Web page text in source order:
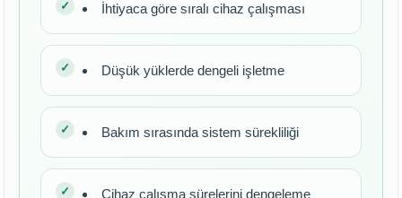
İhtiyaca göre sıralı cihaz çalışması
Düşük yüklerde dengeli işletme
Bakım sırasında sistem sürekliliği
Cihaz çalışma sürelerini dengeleme